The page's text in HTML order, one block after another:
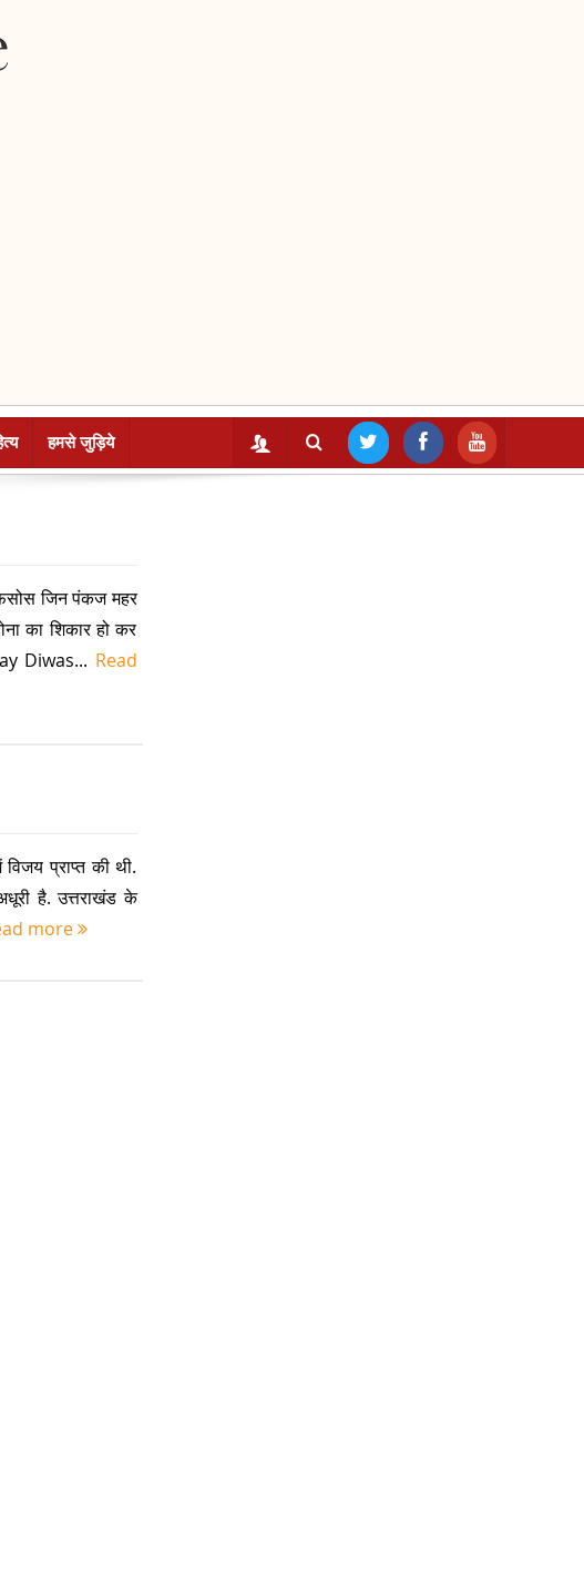
हमसे जुड़िये
जिन पंकज महर
का शिकार हो कर
Diwas... Read
प्राप्त की थी.
है. उत्तराखंड के
more